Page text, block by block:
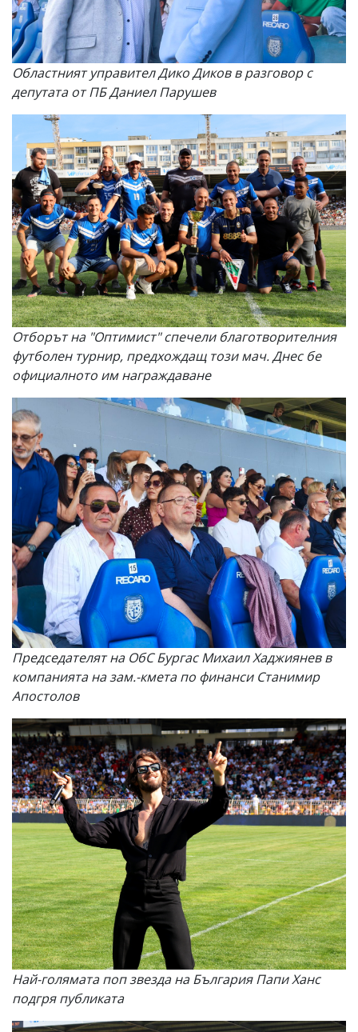
Областният управител Дико Диков в разговор с
депутата от ПБ Даниел Парушев
Отборът на "Оптимист" спечели благотворителния
футболен турнир, предхождащ този мач. Днес бе
официалното им награждаване
Председателят на ОбС Бургас Михаил Хаджиянев в
компанията на зам.-кмета по финанси Станимир
Апостолов
Най-голямата поп звезда на България Папи Ханс
подгря публиката